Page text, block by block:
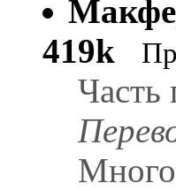
419k
Часть